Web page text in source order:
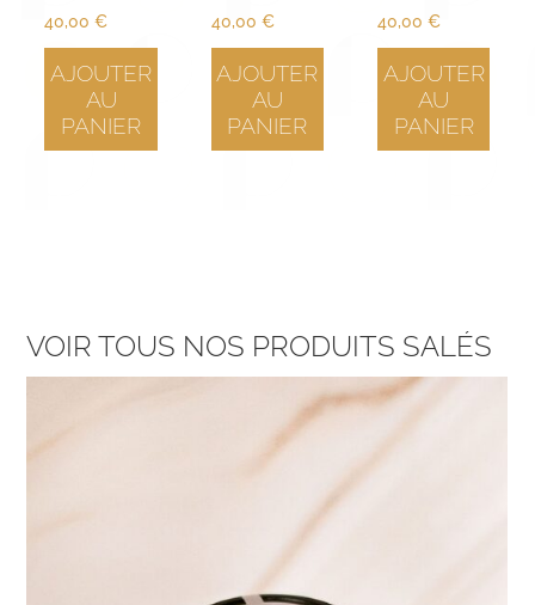
40,00€
AJOUTER
AU
PANIER
40,00 €
AJOUTER
AU
PANIER
40,00€
AJOUTER
AU
PANIER
VOIR TOUS NOS PRODUITS SALÉS